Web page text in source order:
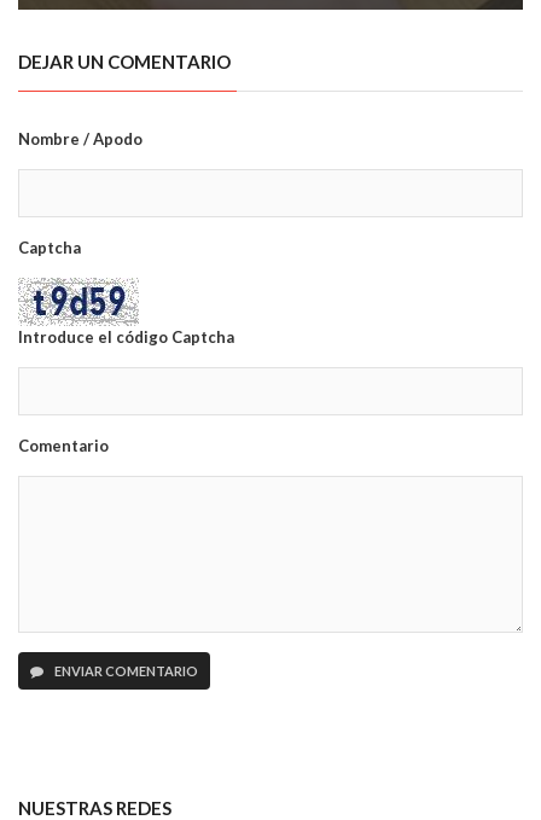
DEJAR UN COMENTARIO
Nombre / Apodo
Captcha
Introduce el código Captcha
Comentario
ENVIAR COMENTARIO
NUESTRAS REDES